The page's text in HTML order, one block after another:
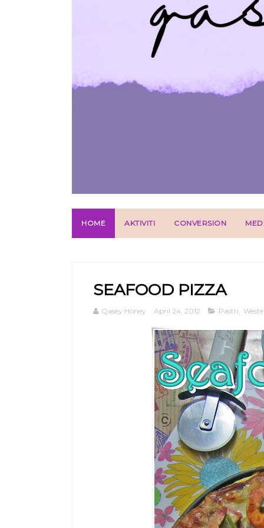
HOME AKTIVITI CONVERSION
SEAFOOD PIZZA
Qasey Honey April 24, 2012 Pastri